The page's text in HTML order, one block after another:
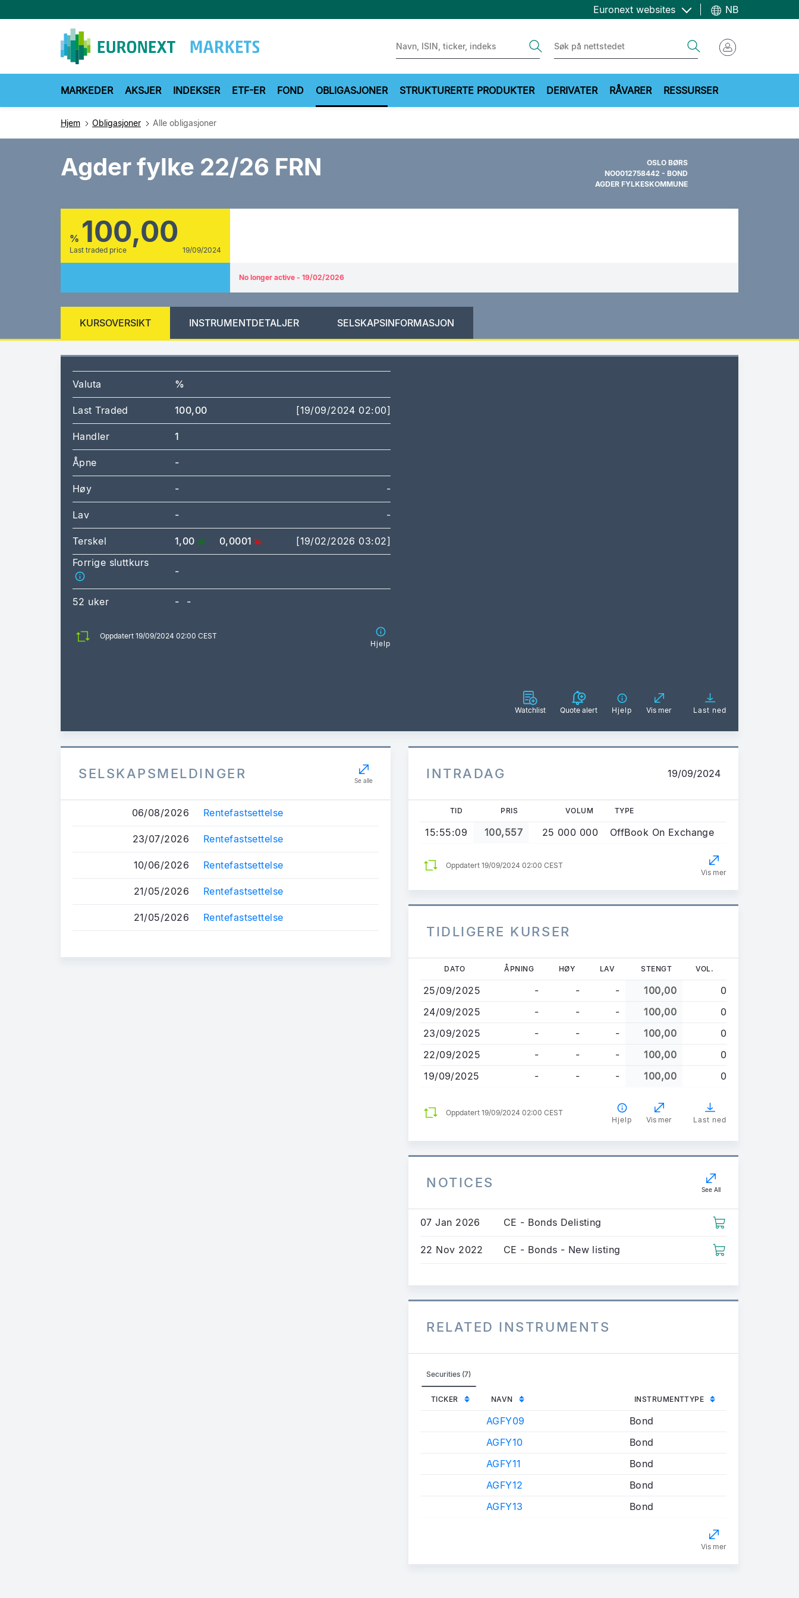
til
Euronext websites NB
MARKEDER AKSJER INDEKSER ETF-ER FOND OBLIGASJONER STRUKTURERTE PRODUKTER DERIVATER RÅVARER RESSURSER
Hjem Obligasjoner Alle obligasjoner
Agder fylke 22/26 FRN
OSLO BØRS
NO0012758442 - BOND
AGDER FYLKESKOMMUNE
% 100,00
Last traded price 19/09/2024
No longer active - 19/02/2026
KURSOVERSIKT INSTRUMENTDETALJER SELSKAPSINFORMASJON
Valuta %
Last Traded 100,00 [19/09/2024 02:00]
Handler 1
Åpne -
Høy - -
Lav - -
Terskel 1,00 0,0001
[19/02/2026 03:02]
Forrige sluttkurs
-
52 uker - -
Oppdatert 19/09/2024 02:00 CEST
Hjelp
Watchlist Quote alert Hjelp Vis mer Last ned
SELSKAPSMELDINGER Se alle
06/08/2026 Rentefastsettelse
23/07/2026 Rentefastsettelse
10/06/2026 Rentefastsettelse
21/05/2026 Rentefastsettelse
21/05/2026 Rentefastsettelse
INTRADAG 19/09/2024
TID PRIS VOLUM TYPE
15:55:09 100,557 25 000 000 OffBook On Exchange
Oppdatert 19/09/2024 02:00 CEST
Vis mer
TIDLIGERE KURSER
Hopp
hovedinnhold
DATO ÅPNING HØY LAV STENGT VOL.
25/09/2025 - - - 100,00
0
24/09/2025
- - - 100,00
0
23/09/2025
- - - 100,00
0
22/09/2025
- - - 100,00
0
19/09/2025
- - - 100,00 0
Oppdatert 19/09/2024 02:00 CEST
Hjelp
Vis mer Last ned
NOTICES See All
07 Jan 2026 CE - Bonds Delisting
22 Nov 2022 CE - Bonds - New listing
RELATED INSTRUMENTS
Securities (7)
TICKER NAVN INSTRUMENTTYPE
AGFY09
Bond
AGFY10
Bond
AGFY11
Bond
AGFY12
Bond
AGFY13
Bond
Vis mer